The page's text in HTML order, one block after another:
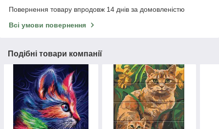
Повернення товару впродовж 14 днів за домовленістю
Всі умови повернення
Подібні товари компанії